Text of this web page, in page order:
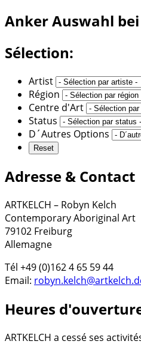
AnkerAuswahl
Sélection:
Artist
Région
Centre d'Art
Status
D´Autres Options
Adresse & Contact
ARTKELCH – Robyn Kelch
Contemporary Aboriginal Art
79102 Freiburg
Allemagne
Tél +49 (0)162 4 65 59 44
Email:
Heures
ARTKELCH a cessé ses